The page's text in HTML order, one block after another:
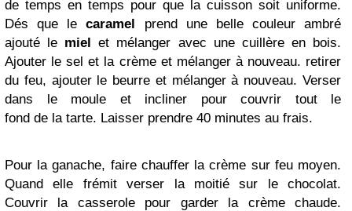
de temps en temps pour que la cuisson soit uniforme.
Dés que lecaramel prend une belle couleur ambré
ajouté le miel et mélanger avec une cuillèreen bois.
Ajouter le sel et la crème et mélanger à nouveau. retirer
du feu, ajouter le beurre et mélangerà nouveau. Verser
dans le moule et incliner pour couvrir tout le
fond de la tarte. Laisser prendre 40 minutes au frais.
Pour la ganache, faire chauffer la crème sur feu moyen.
Quand elle frémit verser la moitié sur le chocolat.
Couvrir la casserole pour garder la crème chaude.